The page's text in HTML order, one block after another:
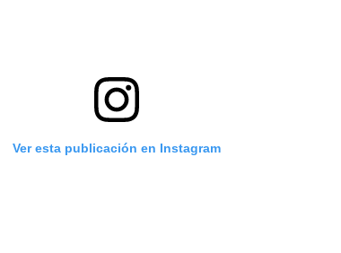
Ver esta publicación en Instagram